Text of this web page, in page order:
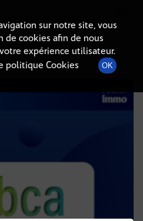
L'ÉPISODE
sur notre site, vous
de cookies afin de nous
expérience utilisateur.
politique Cookies
OK